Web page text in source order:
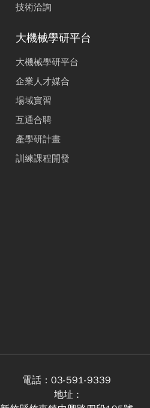
技術洽詢
大機械學研平台
大機械學研平台
企業人才媒合
場域實習
互通合聘
產學研計畫
訓練課程開發
電話： 03-591-9339
地址 :